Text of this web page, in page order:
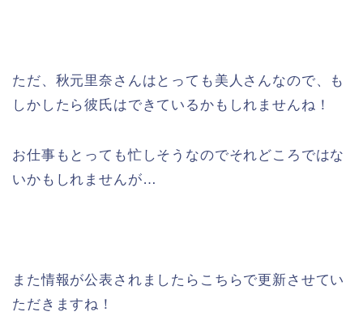
ただ、秋元里奈さんはとっても美人さんなので、も
しかしたら彼氏はできているかもしれませんね！
お仕事もとっても忙しそうなのでそれどころではな
いかもしれませんが…
また情報が公表されましたらこちらで更新させてい
ただきますね！